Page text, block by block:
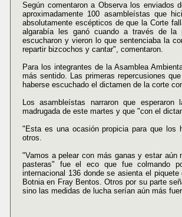
Según comentaron a Observa los enviados
aproximadamente 100 asambleístas que
absolutamente escépticos de que la Corte
algarabía les ganó cuando a través de la
escucharon y vieron lo que sentenciaba la
repartir bizcochos y cantar", comentaron.
Para los integrantes de la Asamblea
más sentido. Las primeras repercusiones
haberse escuchado el dictamen de la corte
Los asambleístas narraron que
madrugada de este martes y que "con el
"Esta es una ocasión propicia para que los
otros.
"Vamos a pelear con más ganas y estar aún
pasteras" fue el eco que fue colmando
internacional 136 donde se asienta el
Botnia en Fray Bentos. Otros por su parte
sino las medidas de lucha serían aún más